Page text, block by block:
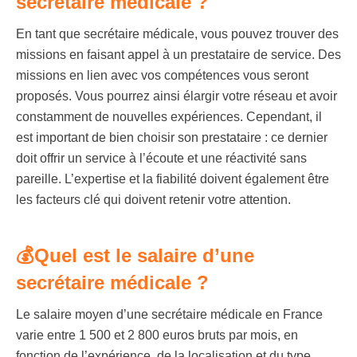
En tant que secrétaire médicale, vous pouvez trouver des
missions en faisant appel à un prestataire de service. Des
missions en lien avec vos compétences vous seront
proposés. Vous pourrez ainsi élargir votre réseau et avoir
constamment de nouvelles expériences. Cependant, il
est important de bien choisir son prestataire : ce dernier
doit offrir un service à l’écoute et une réactivité sans
pareille. L’expertise et la fiabilité doivent également être
les facteurs clé qui doivent retenir votre attention.
💰Quel est le salaire d’une
secrétaire médicale ?
Le salaire moyen d’une secrétaire médicale en France
varie entre 1 500 et 2 800 euros bruts par mois, en